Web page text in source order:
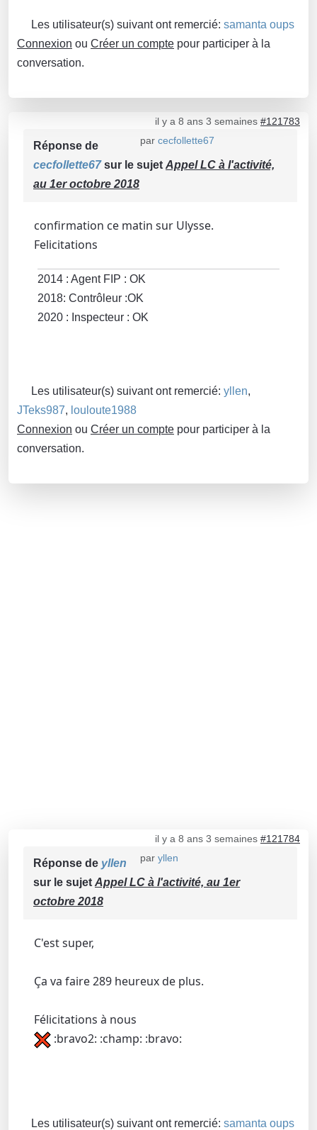
Les utilisateur(s) suivant ont remercié: samanta oups
Connexion ou Créer un compte pour participer à la
conversation.
il y a 8 ans 3 semaines #121783
par cecfollette67
Réponse de
cecfollette67sur le sujet Appel LC à l'activité,
au 1er octobre 2018
confirmation ce matin sur Ulysse.
Felicitations
2014 : Agent FIP : OK
2018: Contrôleur :OK
2020 : Inspecteur : OK
Les utilisateur(s) suivant ont remercié: yllen,
JTeks987, louloute1988
Connexion ou Créer un compte pour participer à la
conversation.
il y a 8 ans 3 semaines #121784
par yllen
Réponse de yllen
sur le sujet Appel LC à l'activité, au 1er
octobre 2018
C'est super,
Ça va faire 289 heureux de plus.
Félicitations à nous
:bravo2: :champ: :bravo:
Les utilisateur(s) suivant ont remercié: samanta oups